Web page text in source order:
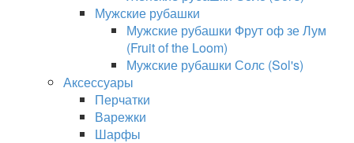
Мужские рубашки
Мужские рубашки Фрут оф зе Лум
(Fruit of the Loom)
Мужские рубашки Солс (Sol's)
Аксессуары
Перчатки
Варежки
Шарфы